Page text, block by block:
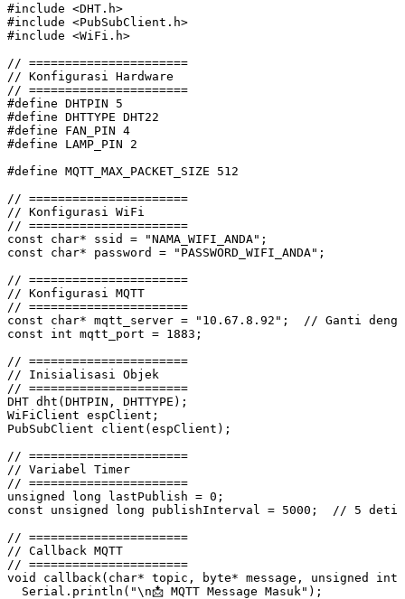
#include <DHT.h>
#include <PubSubClient.h>
#include <WiFi.h>
// ======================
// Konfigurasi Hardware
// ======================
#define DHTPIN 5
#define DHTTYPE DHT22
#define FAN_PIN 4
#define LAMP_PIN 2
#define MQTT_MAX_PACKET_SIZE 512
// ======================
// Konfigurasi WiFi
// ======================
const char* ssid = "NAMA_WIFI_ANDA" ;
const char* password = "PASSWORD_WIFI_ANDA" ;
// ======================
// Konfigurasi MQTT
// ======================
const char* mqtt_server = "10.67.8.92" ;
// Ganti
const int mqtt_port = 1883 ;
// ======================
// Inisialisasi Objek
// ======================
DHT dht ( DHTPIN , DHTTYPE );
WiFiClient espClient;
PubSubClient client ( espClient );
// ======================
// Variabel Timer
// ======================
unsigned
long lastPublish = 0 ;
const unsigned long publishInterval = 5000 ;
  // 5 detik
// ======================
// Callback MQTT
// ======================
void
callback ( char* topic , byte* message , unsigned int
  Serial
. println ( "\n📩 MQTT Message Masuk" );